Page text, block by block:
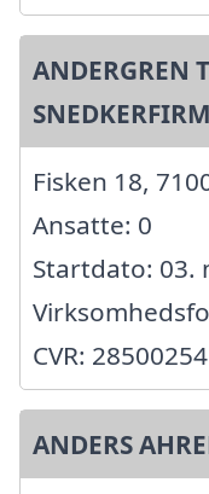
ANDERGREN
Fisken 18,
Ansatte: 0
Startdato: 03.
CVR: 28500254
ANDERS